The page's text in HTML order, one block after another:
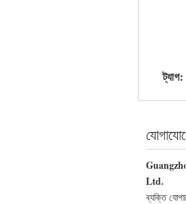
ট্যাগ:
Ltd.
ব্যক্তি